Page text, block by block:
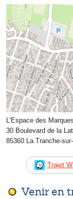
L'Espace des Marques
30 Boulevard de la
85360 La Tranche-
Trajet
Venir en